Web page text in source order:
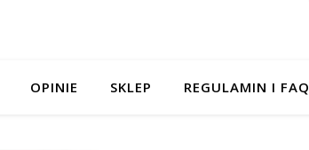
OPINIE SKLEP REGULAMIN I FAQ